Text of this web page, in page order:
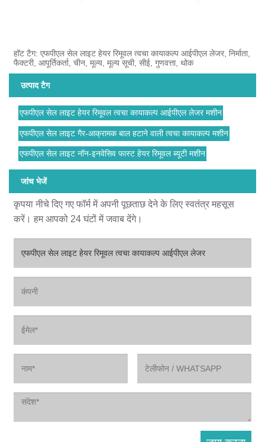
हॉट टैग: एफपीएल सेल लाइट हेयर रिमूवल त्वचा कायाकल्प आईपीएल लेजर, निर्माता,
फैक्टरी, आपूर्तिकर्ता, चीन, मूल्य, मूल्य सूची, सीई, गुणवत्ता, थोक
उत्पाद टैग
एफपीएल सेल लाइट हेयर रिमूवल त्वचा कायाकल्प आईपीएल लेजर मशीन
एफपीएल सेल लाइट गैर-आक्रामक बाल हटाने वाली त्वचा कायाकल्प मशीन
एफपीएल सेल लाइट नॉन-इनवेसिव फास्ट हेयर रिमूवल ब्यूटी मशीन
जांच भेजें
कृपया नीचे दिए गए फॉर्म में अपनी पूछताछ देने के लिए स्वतंत्र महसूस
करें। हम आपको 24 घंटों में जवाब देंगे।